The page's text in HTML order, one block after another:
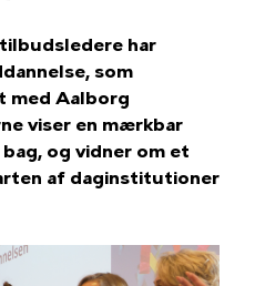
har
som
med Aalborg
viser en mærkbar
og vidner om et
af daginstitutioner